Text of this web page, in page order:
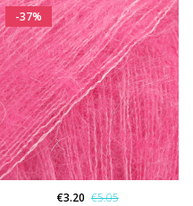
-37%
€3.20 €5.05